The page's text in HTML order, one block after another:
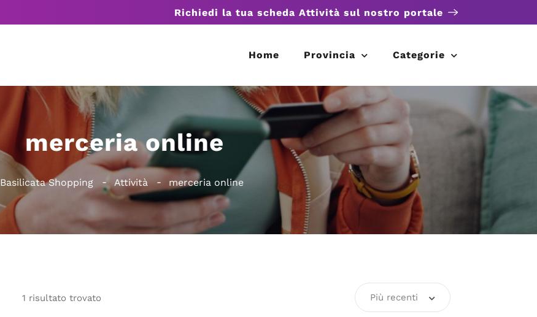
Richiedi la tua scheda Attività sul nostro portale
Home Provincia Categorie
merceria online
Basilicata Shopping Attività merceria online
1 risultato trovato Più recenti